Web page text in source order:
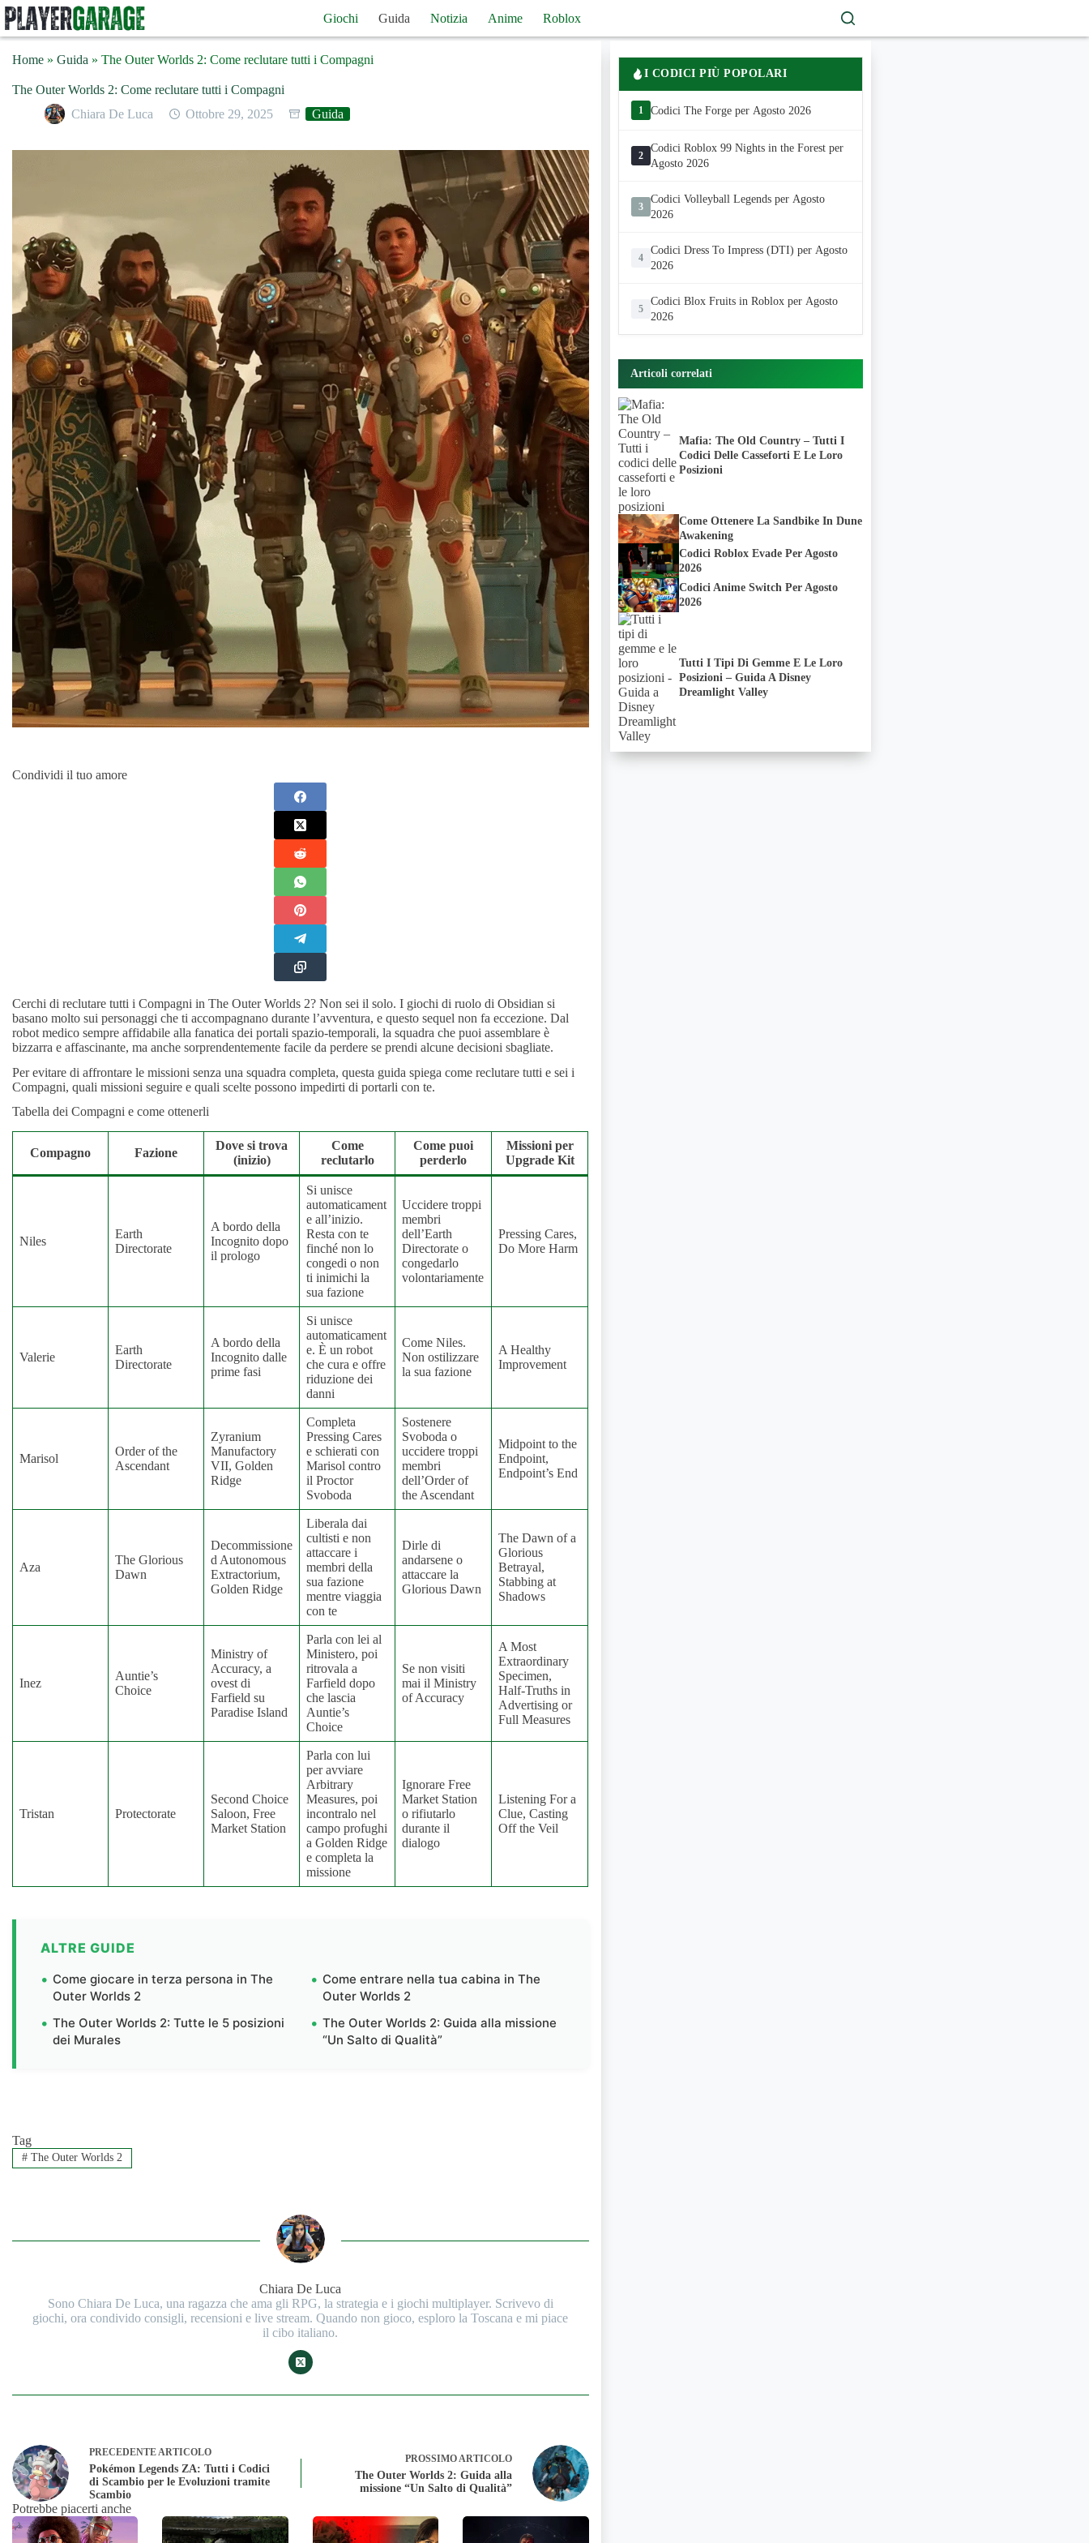
Salta
al
contenuto
Giochi Guida Notizia Anime Roblox
Home » Guida » The Outer Worlds 2: Come reclutare tutti i Compagni
The Outer Worlds 2: Come reclutare tutti i Compagni
Chiara De Luca
Ottobre 29, 2025 Guida
Condividi il tuo amore
Cerchi di reclutare tutti i Compagni in The Outer Worlds 2? Non sei il solo. I giochi di ruolo di Obsidian si
basano molto sui personaggi che ti accompagnano durante l’avventura, e questo sequel non fa eccezione. Dal
robot medico sempre affidabile alla fanatica dei portali spazio-temporali, la squadra che puoi assemblare è
bizzarra e affascinante, ma anche sorprendentemente facile da perdere se prendi alcune decisioni sbagliate.
Per evitare di affrontare le missioni senza una squadra completa, questa guida spiega come reclutare tutti e sei i
Compagni, quali missioni seguire e quali scelte possono impedirti di portarli con te.
Tabella dei Compagni e come ottenerli
Compagno Fazione
Dove si trova
(inizio)
Come
reclutarlo
Come puoi
perderlo
Missioni per
Upgrade Kit
Niles
Earth
Directorate
A bordo della
Incognito dopo
il prologo
Si unisce
automaticament
e all’inizio.
Resta con te
finché non lo
congedi o non
ti inimichi la
sua fazione
Uccidere troppi
membri
dell’Earth
Directorate o
congedarlo
volontariamente
Pressing Cares,
Do More Harm
Valerie
Earth
Directorate
A bordo della
Incognito dalle
prime fasi
Si unisce
automaticament
e. È un robot
che cura e offre
riduzione dei
danni
Come Niles.
Non ostilizzare
la sua fazione
A Healthy
Improvement
Marisol
Order of the
Ascendant
Zyranium
Manufactory
VII, Golden
Ridge
Completa
Pressing Cares
e schierati con
Marisol contro
il Proctor
Svoboda
Sostenere
Svoboda o
uccidere troppi
membri
dell’Order of
the Ascendant
Midpoint to the
Endpoint,
Endpoint’s End
Aza
The Glorious
Dawn
Decommissione
d Autonomous
Extractorium,
Golden Ridge
Liberala dai
cultisti e non
attaccare i
membri della
sua fazione
mentre viaggia
con te
Dirle di
andarsene o
attaccare la
Glorious Dawn
The Dawn of a
Glorious
Betrayal,
Stabbing at
Shadows
Inez
Auntie’s
Choice
Ministry of
Accuracy, a
ovest di
Farfield su
Paradise Island
Parla con lei al
Ministero, poi
ritrovala a
Farfield dopo
che lascia
Auntie’s
Choice
Se non visiti
mai il Ministry
of Accuracy
A Most
Extraordinary
Specimen,
Half-Truths in
Advertising or
Full Measures
Tristan Protectorate
Second Choice
Saloon, Free
Market Station
Parla con lui
per avviare
Arbitrary
Measures, poi
incontralo nel
campo profughi
a Golden Ridge
e completa la
missione
Ignorare Free
Market Station
o rifiutarlo
durante il
dialogo
Listening For a
Clue, Casting
Off the Veil
ALTRE GUIDE
Come giocare in terza persona in The
Outer Worlds 2
Come entrare nella tua cabina in The
Outer Worlds 2
The Outer Worlds 2: Tutte le 5 posizioni
dei Murales
The Outer Worlds 2: Guida alla missione
“Un Salto di Qualità”
Tag
#The Outer Worlds 2
Chiara De Luca
Sono Chiara De Luca, una ragazza che ama gli RPG, la strategia e i giochi multiplayer. Scrivevo di
giochi, ora condivido consigli, recensioni e live stream. Quando non gioco, esploro la Toscana e mi piace
il cibo italiano.
PRECEDENTEARTICOLO
Pokémon Legends ZA: Tutti i Codici
di Scambio per le Evoluzioni tramite
Scambio
PROSSIMOARTICOLO
The Outer Worlds 2: Guida alla
missione “Un Salto di Qualità”
Potrebbe piacerti anche
I CODICI PIÙ POPOLARI
1 Codici The Forge per Agosto 2026
2
Codici Roblox 99 Nights in the Forest per
Agosto 2026
3
Codici Volleyball Legends per Agosto
2026
4
Codici Dress To Impress (DTI) per Agosto
2026
5
Codici Blox Fruits in Roblox per Agosto
2026
Articoli correlati
Mafia: The Old Country – Tutti I
Codici Delle Casseforti E Le Loro
Posizioni
Come Ottenere La Sandbike In Dune
Awakening
Codici Roblox Evade Per Agosto
2026
Codici Anime Switch Per Agosto
2026
Tutti I Tipi Di Gemme E Le Loro
Posizioni – Guida A Disney
Dreamlight Valley